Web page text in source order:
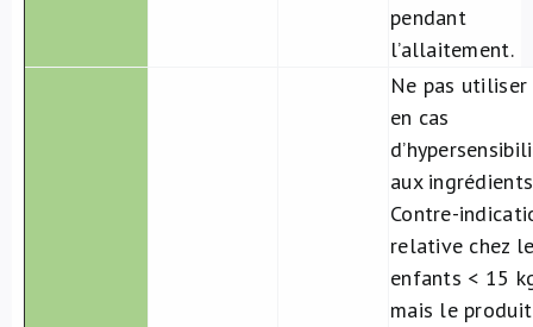
pendant
l’allaitement.
Ne pas utiliser
en cas
aux
Contre-
relative chez
enfants < 15
mais le produit